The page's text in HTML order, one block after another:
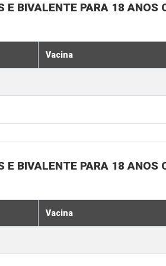
E BIVALENTE PARA 18
Vacina
E BIVALENTE PARA 18
Vacina